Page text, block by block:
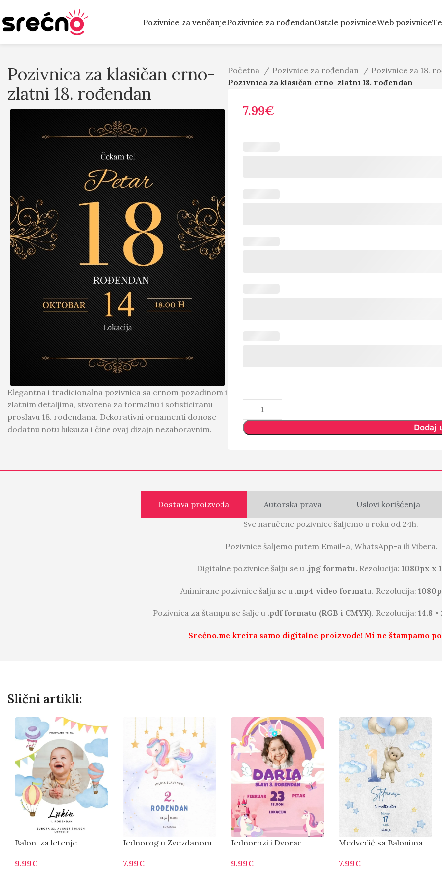
Pozivnice za venčanjePozivnice za rođendanOstale pozivniceWeb pozivnice
Pozivnica za klasičan crno-
zlatni 18. rođendan
Elegantna i tradicionalna pozivnica sa crnom pozadinom i
zlatnim detaljima, stvorena za formalnu i sofisticiranu
proslavu 18. rođendana. Dekorativni ornamenti donose
dodatnu notu luksuza i čine ovaj dizajn nezaboravnim.
Početna Pozivnice za rođendan
Pozivnice za 18.
Pozivnica za klasičan crno-zlatni 18. rođendan
7.99€
Dodaj
Dostava proizvoda Autorska prava Uslovi korišćenja
Sve naručene pozivnice šaljemo u roku od 24h.
Pozivnice šaljemo putem Email-a, WhatsApp-a ili Vibera.
Digitalne pozivnice šalju se u .jpg formatu. Rezolucija: 1080px x
Animirane pozivnice šalju se u .mp4 video formatu. Rezolucija:
Pozivnica za štampu se šalje u .pdf formatu (RGB i CMYK). Rezolucija: 14.8
Srećno.me kreira samo digitalne proizvode! Mi ne štampamo
Slični artikli:
Baloni za letenje
9.99€
Jednorog u Zvezdanom
7.99€
Jednorozi i Dvorac
9.99€
Medvedić sa Balonima
7.99€